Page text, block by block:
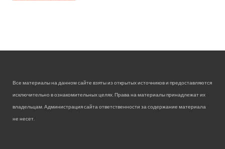
Все материалы на данном сайте взяты из открытых источников и предоставляются
исключительно в ознакомительных целях. Права на материалы принадлежат их
владельцам. Администрация сайта ответственности за содержание материала
не несет.